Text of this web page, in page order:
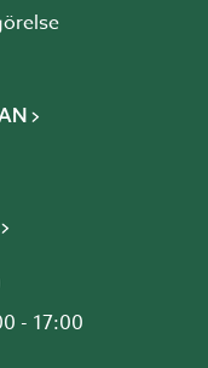
- 17:00